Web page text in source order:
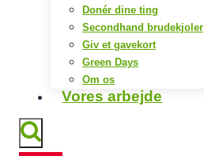
Donér dine ting
Secondhand brudekjoler
Giv et gavekort
Green Days
Om os
Vores arbejde